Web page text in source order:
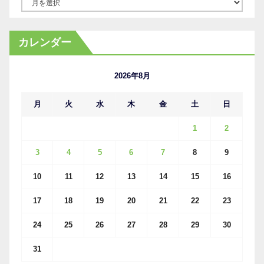
カ
イ
カレンダー
2026年8月
月 火 水 木 金 土 日
1 2
3 4 5 6 7 8 9
10 11 12 13 14 15 16
17 18 19 20 21 22 23
24 25 26 27 28 29 30
31